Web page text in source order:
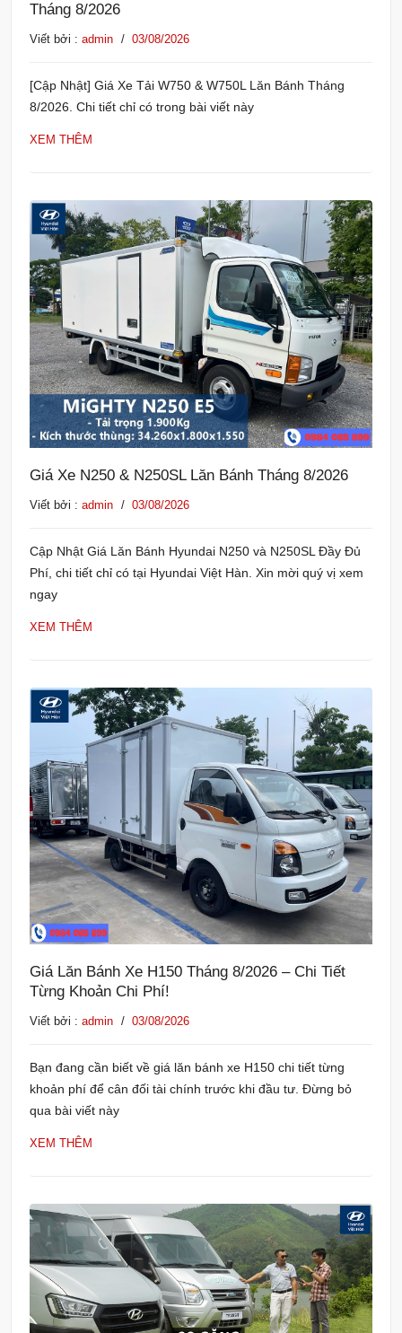
Tháng 8/2026
Viết bởi : admin / 03/08/2026
[Cập Nhật] Giá Xe Tải W750 & W750L Lăn Bánh Tháng
8/2026. Chi tiết chỉ có trong bài viết này
XEM THÊM
Giá Xe N250 & N250SL Lăn Bánh Tháng 8/2026
Viết bởi : admin / 03/08/2026
Cập Nhật Giá Lăn Bánh Hyundai N250 và N250SL Đầy Đủ
Phí, chi tiết chỉ có tại Hyundai Việt Hàn. Xin mời quý vị xem
ngay
XEM THÊM
Giá Lăn Bánh Xe H150 Tháng 8/2026 – Chi Tiết
Từng Khoản Chi Phí!
Viết bởi : admin / 03/08/2026
Bạn đang cần biết về giá lăn bánh xe H150 chi tiết từng
khoản phí để cân đối tài chính trước khi đầu tư. Đừng bỏ
qua bài viết này
XEM THÊM